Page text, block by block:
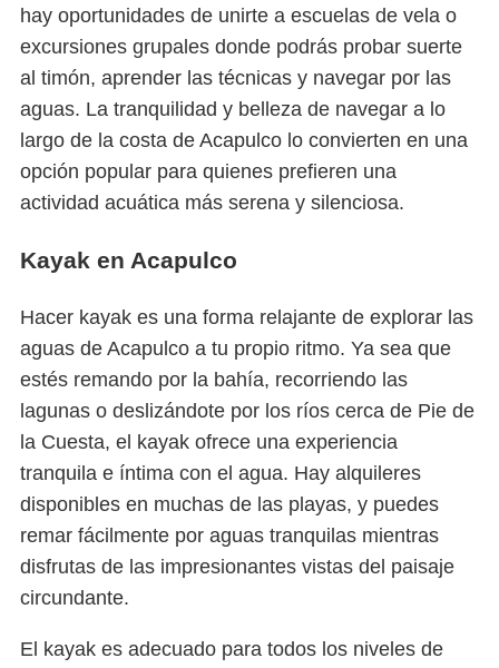
hay oportunidades de unirte a escuelas de vela o
excursiones grupales donde podrás probar suerte
al timón, aprender las técnicas y navegar por las
aguas. La tranquilidad y belleza de navegar a lo
largo de la costa de Acapulco lo convierten en una
opción popular para quienes prefieren una
actividad acuática más serena y silenciosa.
Kayak en Acapulco
Hacer kayak es una forma relajante de explorar las
aguas de Acapulco a tu propio ritmo. Ya sea que
estés remando por la bahía, recorriendo las
lagunas o deslizándote por los ríos cerca de Pie de
la Cuesta, el kayak ofrece una experiencia
tranquila e íntima con el agua. Hay alquileres
disponibles en muchas de las playas, y puedes
remar fácilmente por aguas tranquilas mientras
disfrutas de las impresionantes vistas del paisaje
circundante.
El kayak es adecuado para todos los niveles de